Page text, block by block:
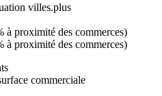
villes.plus
à proximité des commerces)
à proximité des commerces)
commerciale